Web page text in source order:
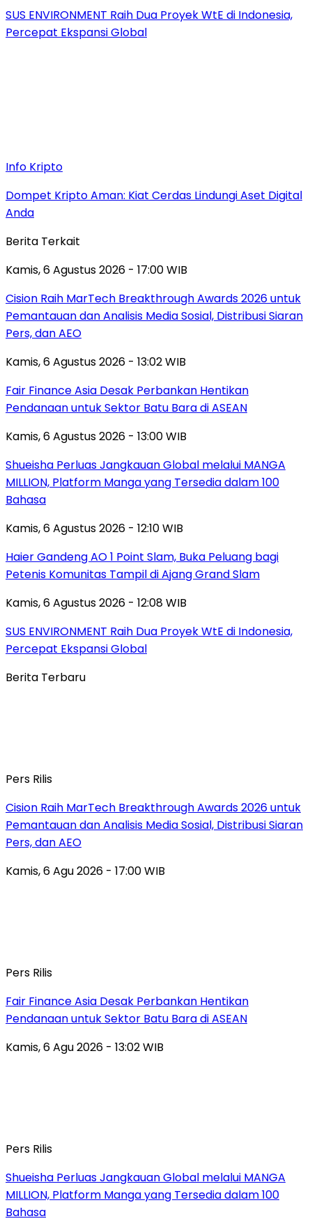
SUS ENVIRONMENT Raih Dua Proyek WtE di Indonesia,
Percepat Ekspansi Global
Info Kripto
Dompet Kripto Aman: Kiat Cerdas Lindungi Aset Digital
Anda
Berita Terkait
Kamis, 6 Agustus 2026 - 17:00 WIB
Cision Raih MarTech Breakthrough Awards 2026 untuk
Pemantauan dan Analisis Media Sosial, Distribusi Siaran
Pers, dan AEO
Kamis, 6 Agustus 2026 - 13:02 WIB
Fair Finance Asia Desak Perbankan Hentikan
Pendanaan untuk Sektor Batu Bara di ASEAN
Kamis, 6 Agustus 2026 - 13:00 WIB
Shueisha Perluas Jangkauan Global melalui MANGA
MILLION, Platform Manga yang Tersedia dalam 100
Bahasa
Kamis, 6 Agustus 2026 - 12:10 WIB
Haier Gandeng AO 1 Point Slam, Buka Peluang bagi
Petenis Komunitas Tampil di Ajang Grand Slam
Kamis, 6 Agustus 2026 - 12:08 WIB
SUS ENVIRONMENT Raih Dua Proyek WtE di Indonesia,
Percepat Ekspansi Global
Berita Terbaru
Pers Rilis
Cision Raih MarTech Breakthrough Awards 2026 untuk
Pemantauan dan Analisis Media Sosial, Distribusi Siaran
Pers, dan AEO
Kamis, 6 Agu 2026 - 17:00 WIB
Pers Rilis
Fair Finance Asia Desak Perbankan Hentikan
Pendanaan untuk Sektor Batu Bara di ASEAN
Kamis, 6 Agu 2026 - 13:02 WIB
Pers Rilis
Shueisha Perluas Jangkauan Global melalui MANGA
MILLION, Platform Manga yang Tersedia dalam 100
Bahasa